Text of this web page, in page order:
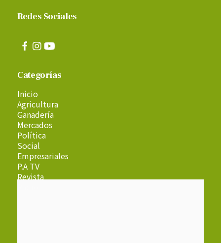
Redes Sociales
Categorías
Inicio
Agricultura
Ganadería
Mercados
Política
Social
Empresariales
P.A TV
Revista